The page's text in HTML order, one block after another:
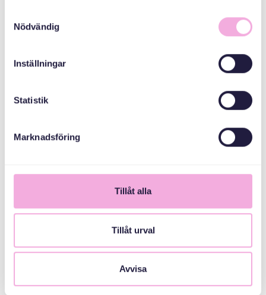
Nödvändig
Inställningar
Statistik
Marknadsföring
Tillåt alla
Tillåt urval
Avvisa
1